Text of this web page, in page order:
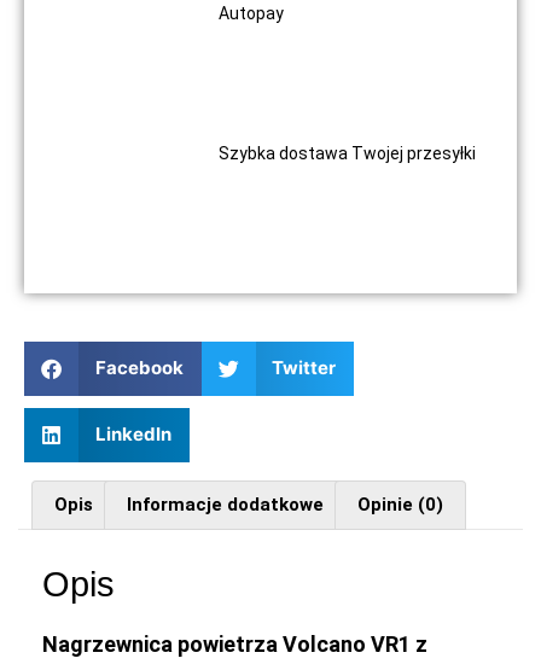
Facebook Twitter
LinkedIn
Autopay
Szybka dostawa Twojej przesyłki
Opis Informacje dodatkowe Opinie (0)
Opis
Nagrzewnica powietrza Volcano VR1 z